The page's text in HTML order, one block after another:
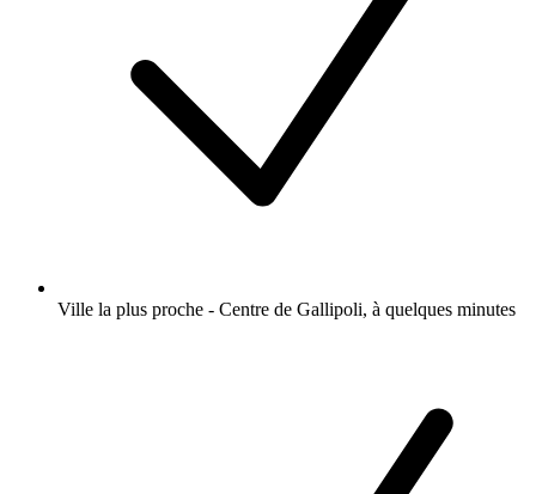
Ville la plus proche - Centre de Gallipoli, à quelques minutes